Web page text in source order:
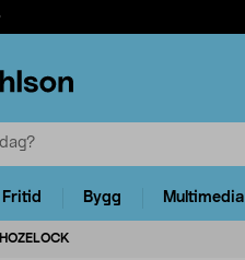
Fritid Bygg Multimedia
HOZELOCK